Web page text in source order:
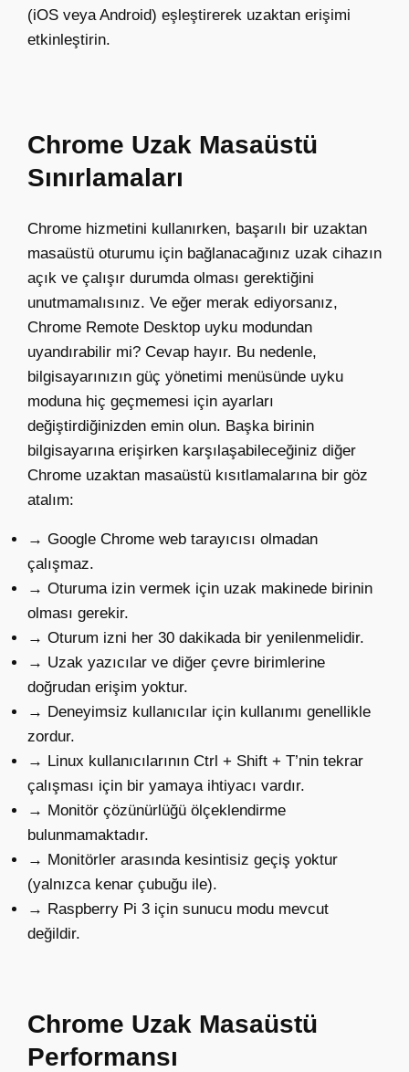
(iOS veya Android) eşleştirerek uzaktan erişimi
etkinleştirin.
Chrome Uzak Masaüstü
Sınırlamaları
Chrome hizmetini kullanırken, başarılı bir uzaktan
masaüstü oturumu için bağlanacağınız uzak cihazın
açık ve çalışır durumda olması gerektiğini
unutmamalısınız. Ve eğer merak ediyorsanız,
Chrome Remote Desktop uyku modundan
uyandırabilir mi? Cevap hayır. Bu nedenle,
bilgisayarınızın güç yönetimi menüsünde uyku
moduna hiç geçmemesi için ayarları
değiştirdiğinizden emin olun. Başka birinin
bilgisayarına erişirken karşılaşabileceğiniz diğer
Chrome uzaktan masaüstü kısıtlamalarına bir göz
atalım:
→ Google Chrome web tarayıcısı olmadan
çalışmaz.
→ Oturuma izin vermek için uzak makinede birinin
olması gerekir.
→ Oturum izni her 30 dakikada bir yenilenmelidir.
→ Uzak yazıcılar ve diğer çevre birimlerine
doğrudan erişim yoktur.
→ Deneyimsiz kullanıcılar için kullanımı genellikle
zordur.
→ Linux kullanıcılarının Ctrl + Shift + T’nin tekrar
çalışması için bir yamaya ihtiyacı vardır.
→ Monitör çözünürlüğü ölçeklendirme
bulunmamaktadır.
→ Monitörler arasında kesintisiz geçiş yoktur
(yalnızca kenar çubuğu ile).
→ Raspberry Pi 3 için sunucu modu mevcut
değildir.
Chrome Uzak Masaüstü
Performansı